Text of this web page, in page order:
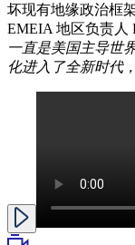
坏现有地缘政治框架
EMEIA 地区负责人
一直是美国主导世
化进入了全新时代